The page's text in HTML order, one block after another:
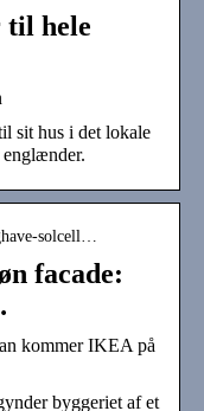
til hele
sit hus i det lokale
solcell…
facade:
kommer IKEA på
byggeriet af et